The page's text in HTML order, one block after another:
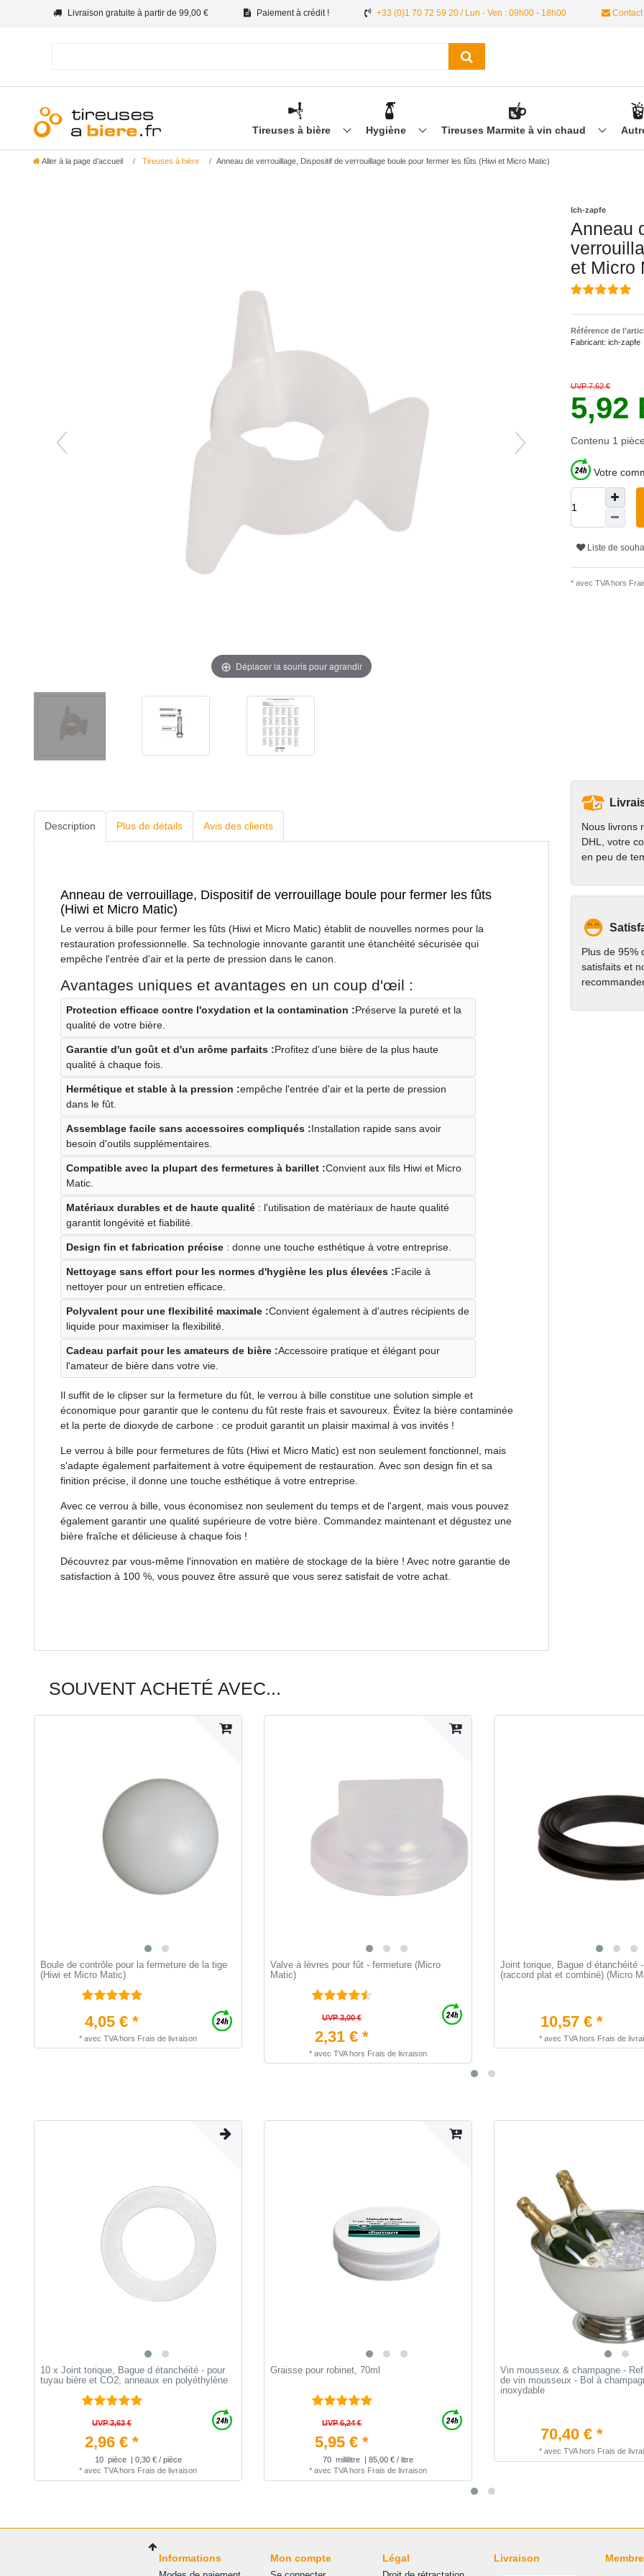
Livraison gratuite à partir de 99,00 € Paiement à crédit ! +33 (0)1 70 72 59 20 / Lun - Ven : 09h00 - 18h00 Contact
Tireuses à bière Hygiène Tireuses Marmite à vin chaud
Aller à la page d’accueil Tireuses à bière Anneau de verrouillage, Dispositif de verrouillage boule pour fermer les fûts (Hiwi et Micro Matic)
Déplacer la souris pour agrandir
Ich-zapfe
Anneau
et Micro
Référence de
Fabricant: ich-zapfe
UVP 7,62 €
5,92
Contenu 1 pièce
Votre
Liste de
* avec TVA hors
Description Plus de détails Avis des clients
Anneau de verrouillage, Dispositif de verrouillage boule pour fermer les fûts
(Hiwi et Micro Matic)
Le verrou à bille pour fermer les fûts (Hiwi et Micro Matic) établit de nouvelles normes pour la
restauration professionnelle. Sa technologie innovante garantit une étanchéité sécurisée qui
empêche l'entrée d'air et la perte de pression dans le canon.
Avantages uniques et avantages en un coup d'œil :
Protection efficace contre l'oxydation et la contamination :Préserve la pureté et la
qualité de votre bière.
Garantie d'un goût et d'un arôme parfaits :Profitez d'une bière de la plus haute
qualité à chaque fois.
Hermétique et stable à la pression :empêche l'entrée d'air et la perte de pression
dans le fût.
Assemblage facile sans accessoires compliqués :Installation rapide sans avoir
besoin d'outils supplémentaires.
Compatible avec la plupart des fermetures à barillet :Convient aux fils Hiwi et Micro
Matic.
Matériaux durables et de haute qualité : l'utilisation de matériaux de haute qualité
garantit longévité et fiabilité.
Design fin et fabrication précise : donne une touche esthétique à votre entreprise.
Nettoyage sans effort pour les normes d'hygiène les plus élevées :Facile à
nettoyer pour un entretien efficace.
Polyvalent pour une flexibilité maximale :Convient également à d'autres récipients de
liquide pour maximiser la flexibilité.
Cadeau parfait pour les amateurs de bière :Accessoire pratique et élégant pour
l'amateur de bière dans votre vie.
Il suffit de le clipser sur la fermeture du fût, le verrou à bille constitue une solution simple et
économique pour garantir que le contenu du fût reste frais et savoureux. Évitez la bière contaminée
et la perte de dioxyde de carbone : ce produit garantit un plaisir maximal à vos invités !
Le verrou à bille pour fermetures de fûts (Hiwi et Micro Matic) est non seulement fonctionnel, mais
s'adapte également parfaitement à votre équipement de restauration. Avec son design fin et sa
finition précise, il donne une touche esthétique à votre entreprise.
Avec ce verrou à bille, vous économisez non seulement du temps et de l'argent, mais vous pouvez
également garantir une qualité supérieure de votre bière. Commandez maintenant et dégustez une
bière fraîche et délicieuse à chaque fois !
Découvrez par vous-même l'innovation en matière de stockage de la bière ! Avec notre garantie de
satisfaction à 100 %, vous pouvez être assuré que vous serez satisfait de votre achat.
Nous livrons
DHL, votre
en peu de
Plus de 95%
satisfaits et
SOUVENT ACHETÉ AVEC...
Boule de contrôle pour la fermeture de la tige
(Hiwi et Micro Matic)
4,05 € *
* avec TVAhors Frais de livraison
Valve à lèvres pour fût - fermeture (Micro
Matic)
UVP 3,00 €
2,31 € *
* avec TVAhors Frais de livraison
Joint torique, Bague d étanchéité
(raccord plat et combiné) (Micro
10,57 € *
* avec TVAhors Frais de
10 x Joint torique, Bague d étanchéité - pour
tuyau bière et CO2, anneaux en polyéthylène
UVP 3,63 €
2,96 € *
10 pièce
| 0,30 € / pièce
* avec TVAhors Frais de livraison
Graisse pour robinet, 70ml
UVP 6,24 €
5,95 € *
70 millilitre
| 85,00 € / litre
* avec TVAhors Frais de livraison
Vin mousseux & champagne -
de vin mousseux - Bol à
inoxydable
70,40 € *
* avec TVAhors Frais de
Informations Mon compte Légal Livraison